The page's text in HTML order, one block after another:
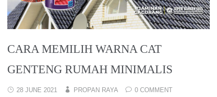
CARA MEMILIH WARNA CAT
GENTENG RUMAH MINIMALIS
28 JUNE 2021 PROPAN RAYA
0 COMMENT